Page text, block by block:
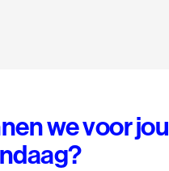
we voor jou